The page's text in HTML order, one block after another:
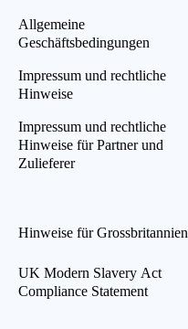
Allgemeine
Geschäftsbedingungen
Impressum und rechtliche
Hinweise
Impressum und rechtliche
Hinweise für Partner und
Zulieferer
Hinweise für Grossbritannien
UK Modern Slavery Act
Compliance Statement